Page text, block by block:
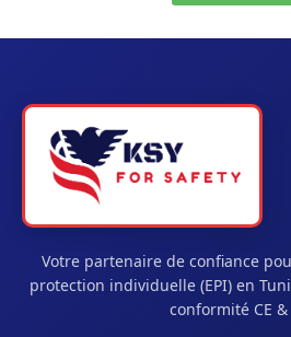
Votre partenaire de confiance
protection individuelle (EPI) en
conformité CE &